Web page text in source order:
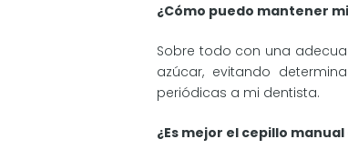
¿Cómo puedo mantener
Sobre todo con una
azúcar, evitando
periódicas a mi dentista.
¿Es mejor el cepillo